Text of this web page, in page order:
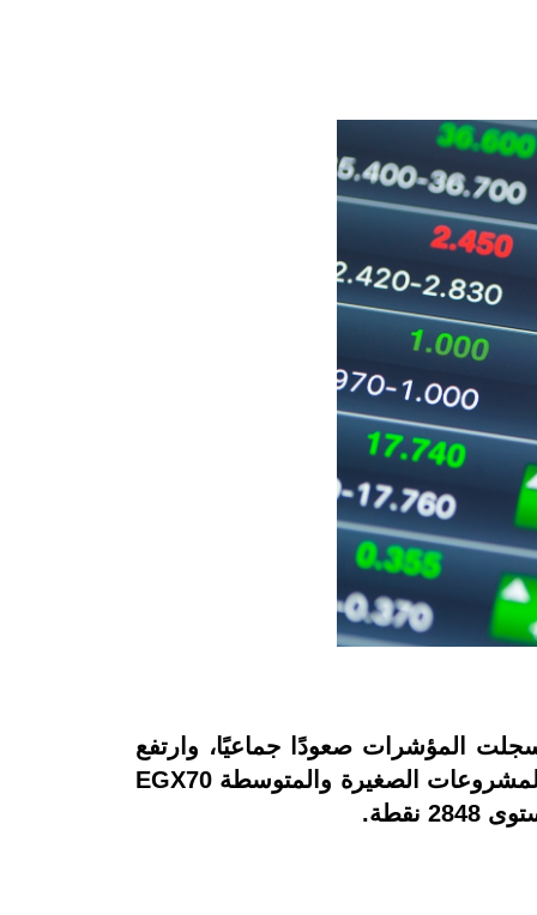
المؤشرات صعودًا جماعيًا، وارتفع
مؤشر السوق الرئيسي EGX30 بنسبة 0.05% ليصل إلى مستوى 11281 نقطة، وانتعش مؤشر المشروعات الصغيرة والمتوسطة EGX70